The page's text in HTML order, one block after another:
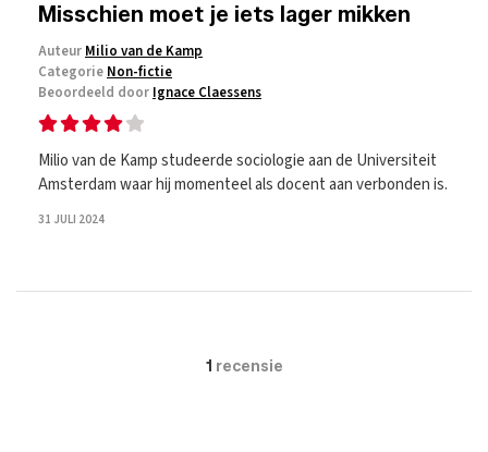
Misschien moet je iets lager mikken
Auteur Milio van de Kamp
Categorie Non-fictie
Beoordeeld door Ignace Claessens
Milio van de Kamp studeerde sociologie aan de Universiteit
Amsterdam waar hij momenteel als docent aan verbonden is.
31 JULI 2024
1 recensie